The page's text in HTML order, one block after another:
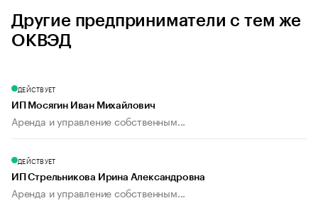
Другие предприниматели с тем же
ОКВЭД
ДЕЙСТВУЕТ
ИП Мосягин Иван Михайлович
Аренда и управление собственным...
ДЕЙСТВУЕТ
ИП Стрельникова Ирина Александровна
Аренда и управление собственным...